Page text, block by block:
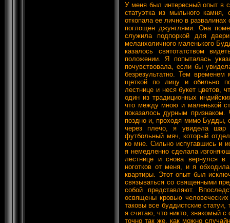
У меня был интересный опыт в
статуэтка из мыльного
откопала ее лично в
поглощен джунглями. Она
служила подпоркой для
меланхоличного маленького
казалось святотатством
положении. Я попыталась
почувствовала, если бы
безрезультатно. Тем
щеткой по лицу и обильно
лестнице и неся букет цветов,
один из традиционных
что между мною и маленькой
показалось дурным
поздно и, проходя мимо Будды,
через плечо, я увидела шар
футбольный мяч, который
ко мне. Сильно испугавшись и
я немедленно сделала
лестнице и снова вернулся
ноготков от меня, и я
квартиры. Этот опыт был
связываться со священными
собой представляют.
освящены кровью
таковы все буддистские
я считаю, что никто, знакомый с
точно так же, как можно